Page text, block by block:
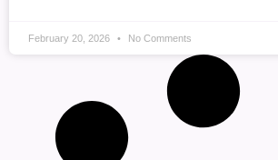
February 20, 2026 No Comments